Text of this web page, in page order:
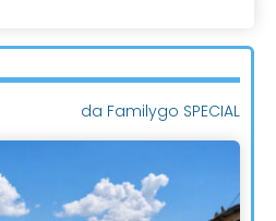
da Familygo SPECIAL